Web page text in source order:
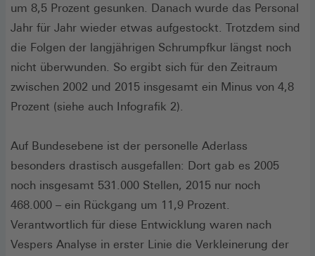
um 8,5 Prozent gesunken. Danach wurde das Personal
Jahr für Jahr wieder etwas aufgestockt. Trotzdem sind
die Folgen der langjährigen Schrumpfkur längst noch
nicht überwunden. So ergibt sich für den Zeitraum
zwischen 2002 und 2015 insgesamt ein Minus von 4,8
Prozent (siehe auch Infografik 2).
Auf Bundesebene ist der personelle Aderlass
besonders drastisch ausgefallen: Dort gab es 2005
noch insgesamt 531.000 Stellen, 2015 nur noch
468.000 – ein Rückgang um 11,9 Prozent.
Verantwortlich für diese Entwicklung waren nach
Vespers Analyse in erster Linie die Verkleinerung der